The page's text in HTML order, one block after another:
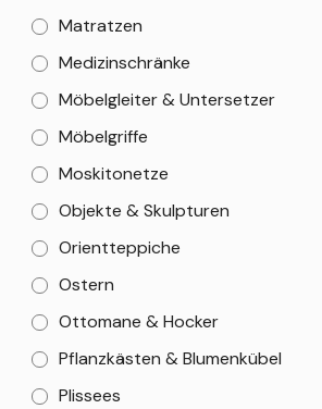
Matratzen
Medizinschränke
Möbelgleiter & Untersetzer
Möbelgriffe
Moskitonetze
Objekte & Skulpturen
Orientteppiche
Ostern
Ottomane & Hocker
Pflanzkästen & Blumenkübel
Plissees